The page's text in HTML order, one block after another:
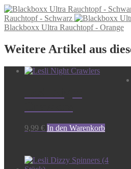
Rauchtopf - Schwarz
Blackboxx Ultra Rauchtopf - Orange
Weitere Artikel aus
9,99 € In den Warenkorb